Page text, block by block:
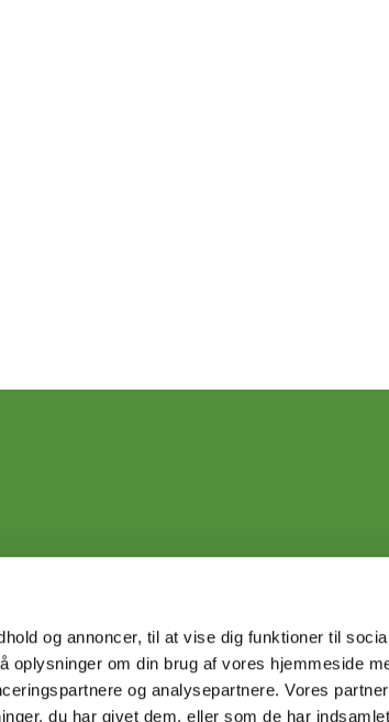
og annoncer, til at vise dig funktioner til
oplysninger om din brug af vores hjemmeside
og analysepartnere. Vores
du har givet dem, eller som de har